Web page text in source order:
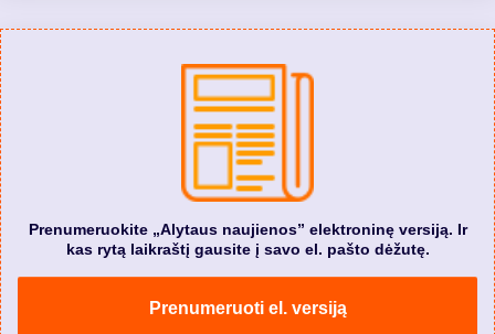
Prenumeruokite „Alytaus naujienos” elektroninę versiją. Ir
kas rytą laikraštį gausite į savo el. pašto dėžutę.
Prenumeruoti el. versiją